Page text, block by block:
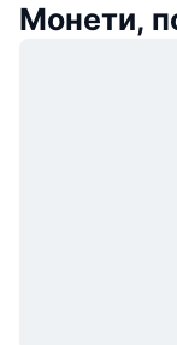
Монети,